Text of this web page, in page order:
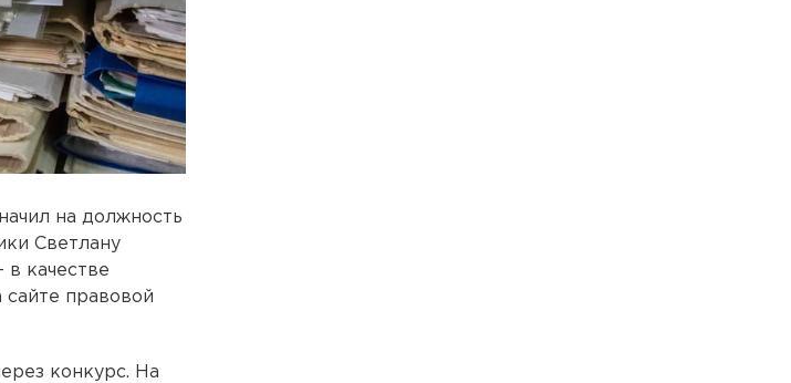
на должность
Светлану
в качестве
сайте правовой
конкурс. На